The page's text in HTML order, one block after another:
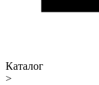
Каталог
>